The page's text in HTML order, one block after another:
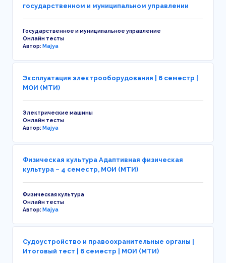
государственном и муниципальном управлении
Государственное и муниципальное управление
Онлайн тесты
Автор:Majya
Эксплуатация электрооборудования | 6 семестр |
МОИ (МТИ)
Электрические машины
Онлайн тесты
Автор:Majya
Физическая культура Адаптивная физическая
культура – 4 семестр, МОИ (МТИ)
Физическая культура
Онлайн тесты
Автор:Majya
Судоустройство и правоохранительные органы |
Итоговый тест | 6 семестр | МОИ (МТИ)